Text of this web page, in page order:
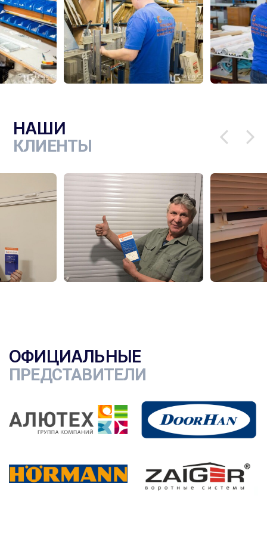
НАШИ
КЛИЕНТЫ
ОФИЦИАЛЬНЫЕ
ПРЕДСТАВИТЕЛИ